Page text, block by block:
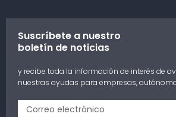
Suscríbete a nuestro
boletín de noticias
y recibe toda la información de interés de
nuestras ayudas para empresas,